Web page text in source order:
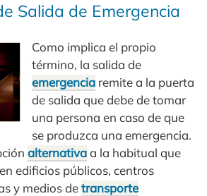
Salida de Emergencia
Como implica el propio
término, la salida de
emergencia remite a la puerta
de salida que debe de tomar
una persona en caso de que
se produzca una emergencia.
alternativaa la habitual que
edificios públicos, centros
y medios detransporte